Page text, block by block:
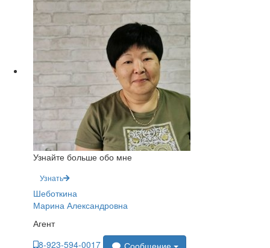
Узнайте больше обо мне
Узнать
Шеботкина
Марина Александровна
Агент
8-923-594-0017
Сообщение